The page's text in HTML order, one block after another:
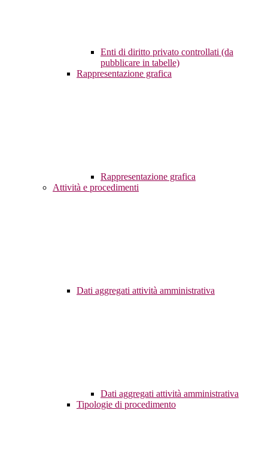
Enti di diritto privato controllati (da
pubblicare in tabelle)
Rappresentazione grafica
Rappresentazione grafica
Attività e procedimenti
Dati aggregati attività amministrativa
Dati aggregati attività amministrativa
Tipologie di procedimento